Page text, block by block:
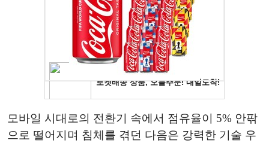
모바일 시대로의 전환기 속에서 점유율이 5% 안팎
으로 떨어지며 침체를 겪던 다음은 강력한 기술 우